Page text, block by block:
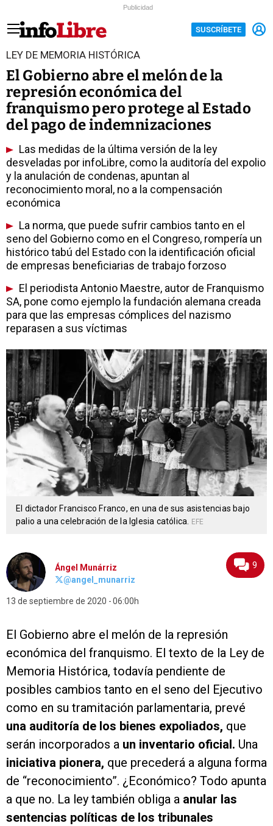
Publicidad
SUSCRÍBETE
LEY DE MEMORIA HISTÓRICA
El Gobierno abre el melón de la
represión económica del
franquismo pero protege al Estado
del pago de indemnizaciones
Las medidas de la última versión de la ley
desveladas por infoLibre, como la auditoría del expolio
y la anulación de condenas, apuntan al
reconocimiento moral, no a la compensación
económica
La norma, que puede sufrir cambios tanto en el
seno del Gobierno como en el Congreso, rompería un
histórico tabú del Estado con la identificación oficial
de empresas beneficiarias de trabajo forzoso
El periodista Antonio Maestre, autor de Franquismo
SA, pone como ejemplo la fundación alemana creada
para que las empresas cómplices del nazismo
reparasen a sus víctimas
El dictador Francisco Franco, en una de sus asistencias bajo
palio a una celebración de la Iglesia católica.
EFE
Ángel Munárriz
@angel_munarriz
13 de septiembre de 2020 06:00h
9
El Gobierno abre el melón de la represión
económica del franquismo. El texto de la Ley de
Memoria Histórica, todavía pendiente de
posibles cambios tanto en el seno del Ejecutivo
como en su tramitación parlamentaria, prevé
una auditoría de los bienes expoliados, que
serán incorporados a un inventario oficial. Una
iniciativa pionera, que precederá a alguna forma
de “reconocimiento”. ¿Económico? Todo apunta
a que no. La ley también obliga a anular las
sentencias políticas de los tribunales